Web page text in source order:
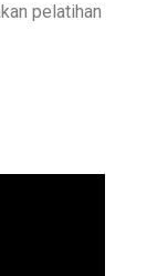
pelatihan